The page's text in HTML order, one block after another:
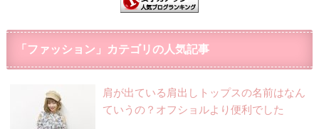
「ファッション」カテゴリの人気記事
肩が出ている肩出しトップスの名前はなん
ていうの？オフショルより便利でした